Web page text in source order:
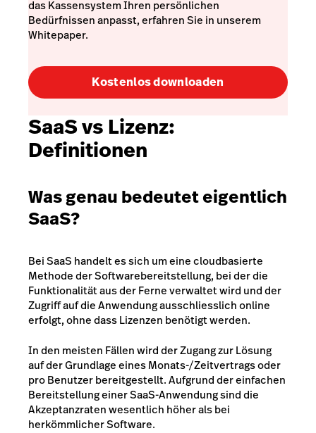
das Kassensystem Ihren persönlichen
Bedürfnissen anpasst, erfahren Sie in unserem
Whitepaper.
Kostenlos downloaden
SaaS vs Lizenz:
Definitionen
Was genau bedeutet eigentlich
SaaS?
Bei SaaS handelt es sich um eine cloudbasierte
Methode der Softwarebereitstellung, bei der die
Funktionalität aus der Ferne verwaltet wird und der
Zugriff auf die Anwendung ausschliesslich online
erfolgt, ohne dass Lizenzen benötigt werden.
In den meisten Fällen wird der Zugang zur Lösung
auf der Grundlage eines Monats-/Zeitvertrags oder
pro Benutzer bereitgestellt. Aufgrund der einfachen
Bereitstellung einer SaaS-Anwendung sind die
Akzeptanzraten wesentlich höher als bei
herkömmlicher Software.